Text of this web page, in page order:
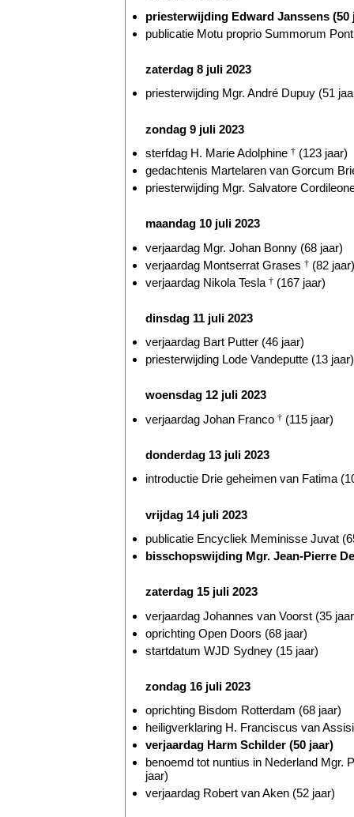
priesterwijding Edward Janssens (50
publicatie Motu proprio Summorum
zaterdag 8 juli 2023
priesterwijding Mgr. André Dupuy (51
zondag 9 juli 2023
sterfdag H. Marie Adolphine † (123 jaar)
gedachtenis Martelaren van Gorcum
priesterwijding Mgr. Salvatore
maandag 10 juli 2023
verjaardag Mgr. Johan Bonny (68 jaar)
verjaardag Montserrat Grases † (82 jaar)
verjaardag Nikola Tesla † (167 jaar)
dinsdag 11 juli 2023
verjaardag Bart Putter (46 jaar)
priesterwijding Lode Vandeputte (13 jaar)
woensdag 12 juli 2023
verjaardag Johan Franco † (115 jaar)
donderdag 13 juli 2023
introductie Drie geheimen van Fatima
vrijdag 14 juli 2023
publicatie Encycliek Meminisse Juvat
bisschopswijding Mgr. Jean-Pierre
zaterdag 15 juli 2023
verjaardag Johannes van Voorst (35
oprichting Open Doors (68 jaar)
startdatum WJD Sydney (15 jaar)
zondag 16 juli 2023
oprichting Bisdom Rotterdam (68 jaar)
heiligverklaring H. Franciscus van
verjaardag Harm Schilder (50 jaar)
benoemd tot nuntius in Nederland Mgr.
jaar)
verjaardag Robert van Aken (52 jaar)